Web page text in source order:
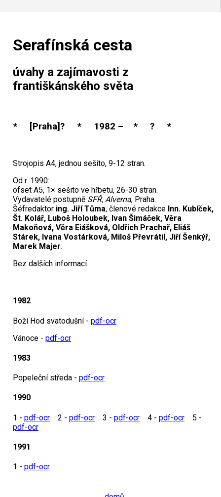
Serafínská cesta
úvahy a zajímavosti z
františkánského světa
* [Praha]? * 1982 – * ? *
Strojopis A4, jednou sešito, 9-12 stran.
Od r. 1990:
ofset A5, 1× sešito ve hřbetu, 26-30 stran.
Vydavatelé postupně SFŘ, Alverna, Praha.
Šéfredaktor ing. Jiří Tůma, členové redakce Inn. Kubíček,
Št. Kolář, Luboš Holoubek, Ivan Šimáček, Věra
Makoňová, Věra Eiášková, Oldřich Prachař, Eliáš
Stárek, Ivana Vostárková, Miloš Převrátil, Jiří Šenkýř,
Marek Majer.
Bez dalších informací.
1982
Boží Hod svatodušní - pdf-ocr
Vánoce - pdf-ocr
1983
Popeleční středa - pdf-ocr
1990
1 - pdf-ocr 2 - pdf-ocr 3 - pdf-ocr 4 - pdf-ocr 5 -
pdf-ocr
1991
1 - pdf-ocr